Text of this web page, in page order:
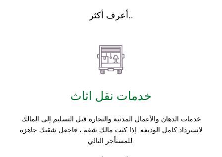
أعرف أكثر..
خدمات نقل اثاث
خدمات الدهان والأعمال المدنية والنجارة قبل التسليم إلى المالك
لاسترداد كامل الوديعة. إذا كنت مالك شقة ، فاجعل شقتك جاهزة
للمستأجر التالي.